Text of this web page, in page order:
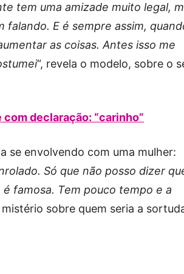
tem uma amizade muito legal,
E é sempre assim,
as coisas. Antes isso me
“, revela o modelo, sobre o
declaração: “carinho”
se envolvendo com uma mulher:
Só que não posso dizer
famosa. Tem pouco tempo e a
sobre quem seria a